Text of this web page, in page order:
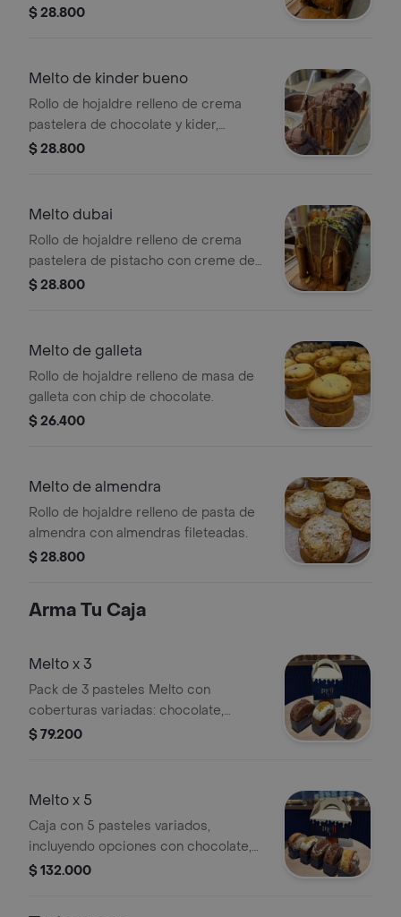
cobertura de chocolate blanco,
$ 28.800
Melto de kinder bueno
Rollo de hojaldre relleno de crema
pastelera de chocolate y kider,
bañado en cobertura de chocolate
$ 28.800
Melto dubai
Rollo de hojaldre relleno de crema
pastelera de pistacho con creme de
avellana, bañado en cobertura de
$ 28.800
Melto de galleta
Rollo de hojaldre relleno de masa de
galleta con chip de chocolate.
$ 26.400
Melto de almendra
Rollo de hojaldre relleno de pasta de
almendra con almendras fileteadas.
$ 28.800
Arma Tu Caja
Melto x 3
Pack de 3 pasteles Melto con
coberturas variadas: chocolate,
crema blanca y trozos de galleta.
$ 79.200
Melto x 5
Caja con 5 pasteles variados,
incluyendo opciones con chocolate,
glaseado blanco y frutos secos.
$ 132.000